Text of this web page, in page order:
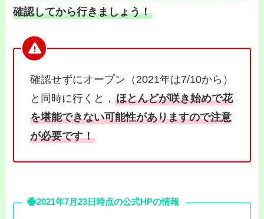
確認してから行きましょう！
確認せずにオープン（2021年は7/10から）
と同時に行くと，ほとんどが咲き始めで花
を堪能できない可能性がありますので注意
が必要です！
2021年7月23日時点の公式HPの情報